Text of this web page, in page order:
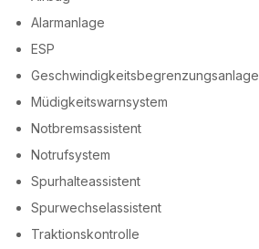
Alarmanlage
ESP
Geschwindigkeitsbegrenzungsanlage
Müdigkeitswarnsystem
Notbremsassistent
Notrufsystem
Spurhalteassistent
Spurwechselassistent
Traktionskontrolle